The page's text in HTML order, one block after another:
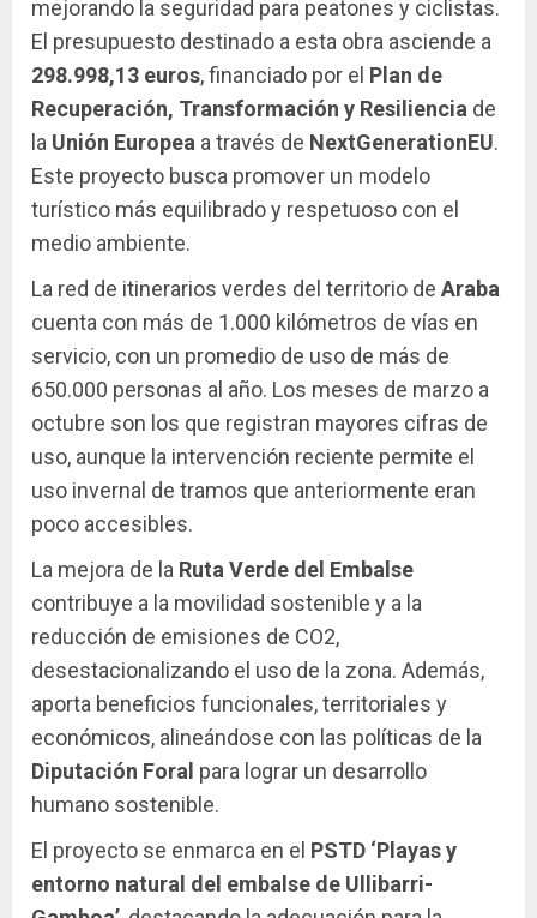
mejorando la seguridad para peatones y ciclistas.
El presupuesto destinado a esta obra asciende a
298.998,13 euros, financiado por el Plan de
Recuperación, Transformación y Resiliencia de
la Unión Europea a través de NextGenerationEU.
Este proyecto busca promover un modelo
turístico más equilibrado y respetuoso con el
medio ambiente.
La red de itinerarios verdes del territorio de Araba
cuenta con más de 1.000 kilómetros de vías en
servicio, con un promedio de uso de más de
650.000 personas al año. Los meses de marzo a
octubre son los que registran mayores cifras de
uso, aunque la intervención reciente permite el
uso invernal de tramos que anteriormente eran
poco accesibles.
La mejora de la Ruta Verde del Embalse
contribuye a la movilidad sostenible y a la
reducción de emisiones de CO2,
desestacionalizando el uso de la zona. Además,
aporta beneficios funcionales, territoriales y
económicos, alineándose con las políticas de la
Diputación Foral para lograr un desarrollo
humano sostenible.
El proyecto se enmarca en el PSTD ‘Playas y
entorno natural del embalse de Ullibarri-